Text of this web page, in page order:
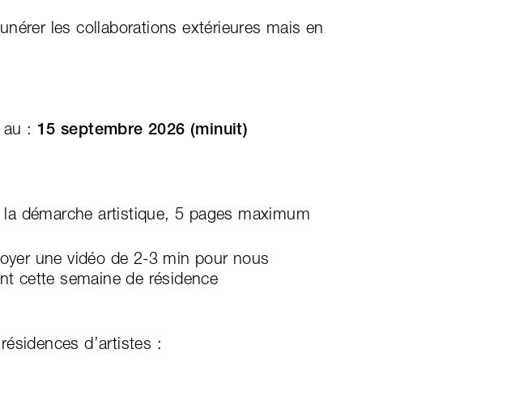
les collaborations extérieures mais en
: 15 septembre 2026 (minuit)
démarche artistique, 5 pages maximum
une vidéo de 2-3 min pour nous
cette semaine de résidence
d’artistes :